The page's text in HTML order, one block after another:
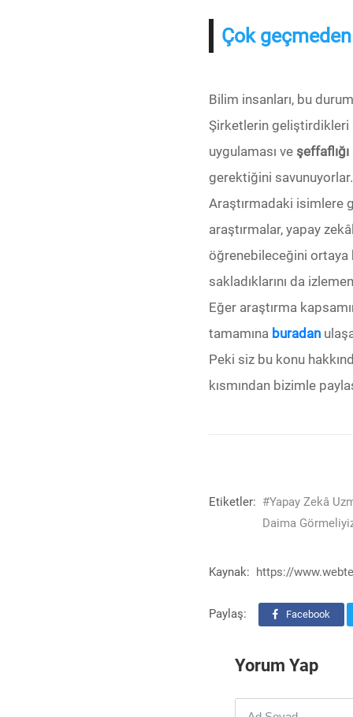
Çok
Bilim insanları, bu
Şirketlerin geliştirdikleri
uygulaması ve
gerektiğini savunuyorlar.
Araştırmadaki isimlere
araştırmalar, yapay
öğrenebileceğini ortaya
sakladıklarını da
Eğer araştırma
tamamına buradan
Peki siz bu konu
kısmından bizimle
Etiketler: #Yapay Zekâ
Daima
Kaynak: https://
Paylaş: Facebook
Yorum Yap